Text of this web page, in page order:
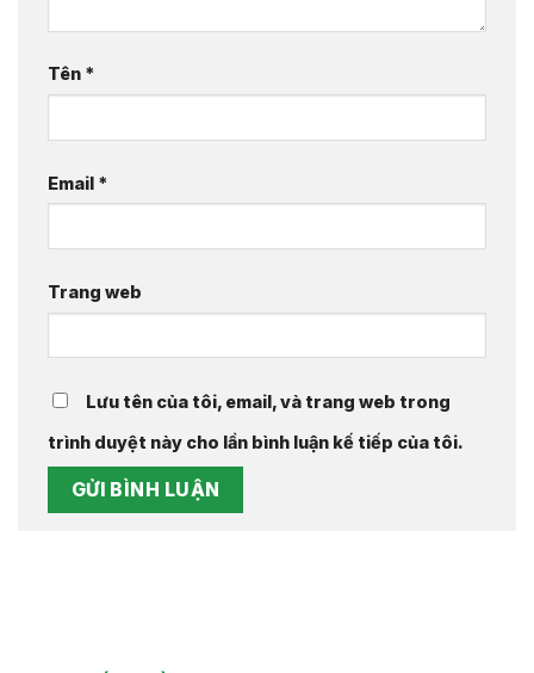
Tên *
Email *
Trang web
Lưu tên của tôi, email, và trang web trong
trình duyệt này cho lần bình luận kế tiếp của tôi.